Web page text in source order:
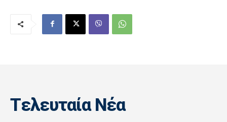
Tελευταία Nέα